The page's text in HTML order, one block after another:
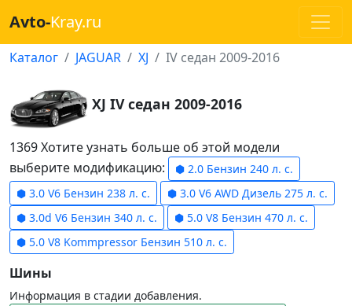
Avto-Kray.ru
Каталог JAGUAR XJ IV седан 2009-2016
XJ IV седан 2009-2016
1369 Хотите узнать больше об этой модели
выберите модификацию:
⬢ 2.0 Бензин 240 л. с.
⬢ 3.0 V6 Бензин 238 л. с.
⬢ 3.0 V6 AWD Дизель 275 л. с.
⬢ 3.0d V6 Бензин 340 л. с.
⬢ 5.0 V8 Бензин 470 л. с.
⬢ 5.0 V8 Kommpressor Бензин 510 л. с.
Шины
Информация в стадии добавления.